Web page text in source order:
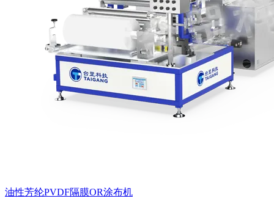
油性芳纶PVDF隔膜OR涂布机